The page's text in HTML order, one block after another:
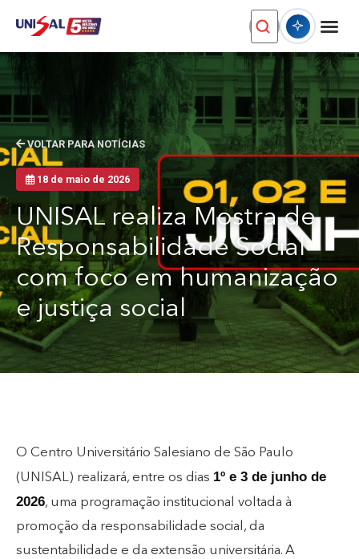
VOLTAR PARA NOTÍCIAS
18 de maio de 2026
UNISAL realiza Mostra de
Responsabilidade Social
com foco em humanização
e justiça social
O Centro Universitário Salesiano de São Paulo
(UNISAL) realizará, entre os dias 1º e 3 de junho de
2026, uma programação institucional voltada à
promoção da responsabilidade social, da
sustentabilidade e da extensão universitária. A